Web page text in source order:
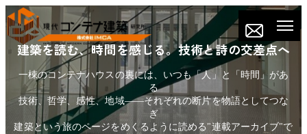
建築を読む、時間を感じる。技術と詩の交差点へ
一棟のコンテナハウスの裏には、いつも「人」と「時間」があ
る
技術、哲学、感性、地域——それぞれの断片を物語としてつな
ぎ
建築という旅のページをめくるように読める"連載アーカイブ"で